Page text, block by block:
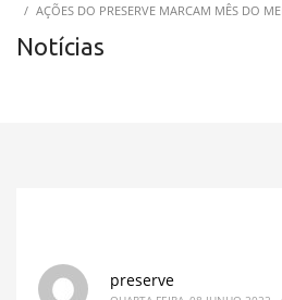
AÇÕES DO PRESERVE MARCAM MÊS DO
Notícias
preserve